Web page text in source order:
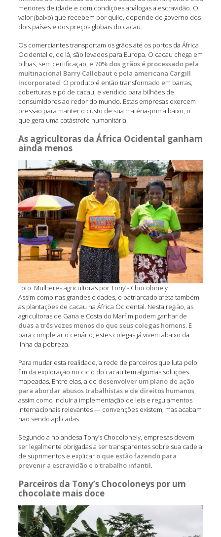
menores de idade e com condições análogas a escravidão. O
valor (baixo) que recebem por quilo, depende do governo dos
dois países e dos preços globais do cacau.
Os comerciantes transportam os grãos até os portos da África
Ocidental e, de lá, são levados para Europa. O cacau chega em
pilhas, sem certificação, e 70% dos grãos é processado pela
multinacional Barry Callebaut e pela americana Cargill
Incorporated. O produto é então transformado em barras,
coberturas e pó de cacau, e vendido para bilhões de
consumidores ao redor do mundo. Estas empresas exercem
pressão para manter o custo de sua matéria-prima baixo, o
que gera uma catástrofe humanitária.
As agricultoras da África Ocidental ganham
ainda menos
Foto: Mulheres agricultoras por Tony’s Chocolonely
Assim como nas grandes cidades, o patriarcado afeta também
as plantações de cacau na África Ocidental. Nesta região, as
agricultoras de Gana e Costa do Marfim podem ganhar de
duas a três vezes menos do que seus colegas homens. E
para completar o cenário, estes colegas já vivem abaixo da
linha da pobreza.
Para mudar esta realidade, a rede de parceiros que luta pelo
fim da exploração no ciclo do cacau tem algumas soluções
mapeadas. Entre elas, a de desenvolver um plano de ação
para abordar abusos trabalhistas e de direitos humanos,
assim como incluir a implementação de leis e regulamentos
internacionais relevantes — convenções existem, mas acabam
não sendo aplicadas.
Segundo a holandesa Tony’s Chocolonely, empresas devem
ser legalmente obrigadas a ser transparentes sobre sua cadeia
de suprimentos e explicar o que estão fazendo para
prevenir a escravidão e o trabalho infantil.
Parceiros da Tony’s Chocoloneys por um
chocolate mais doce